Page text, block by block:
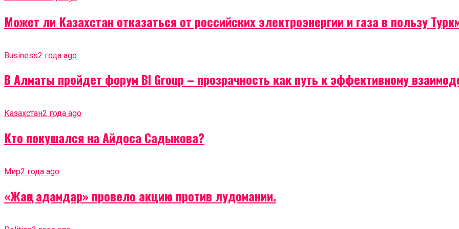
Может ли Казахстан отказаться от российских электроэнергии и газа в пользу
Business2 года ago
В Алматы пройдет форум BI Group – прозрачность как путь к эффективному
Казахстан2 года ago
Кто покушался на Айдоса Садыкова?
Мир2 года ago
«Жаңа адамдар» провело акцию против лудомании.